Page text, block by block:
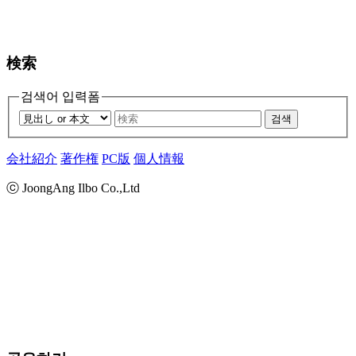
検索
검색어 입력폼
검색
会社紹介 著作権 PC版 個人情報
ⓒ JoongAng Ilbo Co.,Ltd